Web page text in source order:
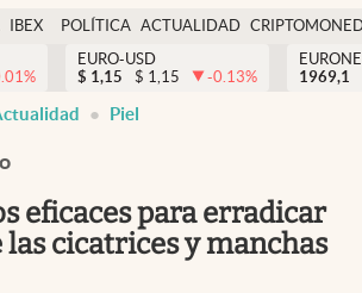
USA
IBEX
EURO
POLÍTICA ACTUALIDAD
%
EURO-USD
$ 1,15 $ 1,15 -0.13%
1969,1
Piel
eficaces para erradicar
cicatrices y manchas